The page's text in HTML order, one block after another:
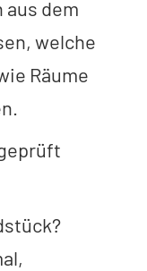
aus dem
welche
Räume